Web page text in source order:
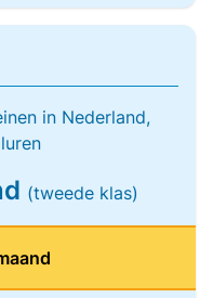
in Nederland,
(tweede klas)